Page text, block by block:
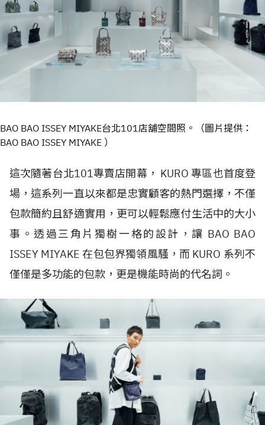
BAO BAO ISSEY MIYAKE台北101店舖空間照。（圖片提供：
BAO BAO ISSEY MIYAKE ）
這次隨著台北101專賣店開幕， KURO 專區也首度登
場，這系列一直以來都是忠實顧客的熱門選擇，不僅
包款簡約且舒適實用，更可以輕鬆應付生活中的大小
事。透過三角片獨樹一格的設計，讓 BAO BAO
ISSEY MIYAKE 在包包界獨領風騷，而 KURO 系列不
僅僅是多功能的包款，更是機能時尚的代名詞。